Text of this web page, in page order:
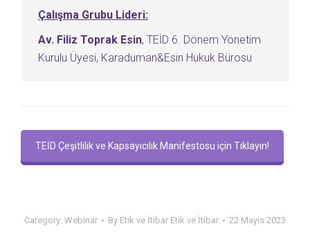
Çalışma Grubu Lideri:
Av. Filiz Toprak Esin, TEİD 6. Dönem Yönetim
Kurulu Üyesi, Karaduman&Esin Hukuk Bürosu
TEİD Çeşitlilik ve Kapsayıcılık Manifestosu için Tıklayın!
Category: Webinar By Etik ve İtibar Etik ve İtibar 22 Mayıs 2023